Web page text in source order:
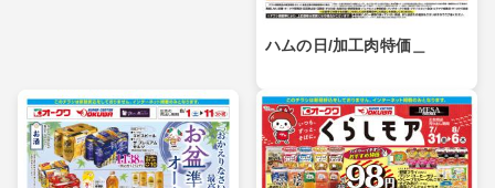
ハムの日/加工肉特価＿